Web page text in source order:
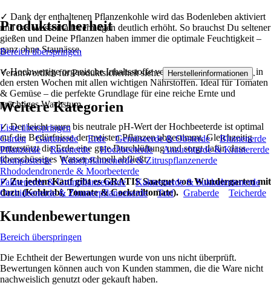
✓ Dank der enthaltenen Pflanzenkohle wird das Bodenleben aktiviert
und das Wasserhaltevermögen deutlich erhöht. So brauchst Du seltener
gießen und Deine Pflanzen haben immer die optimale Feuchtigkeit –
ganz ohne Staunässe.
✓ Hochwertige organische Inhaltsstoffe versorgen Deine Pflanzen in
den ersten Wochen mit allen wichtigen Nährstoffen. Ideal für Tomaten
& Gemüse – die perfekte Grundlage für eine reiche Ernte und
prächtiges Wachstum.
✓ Der leicht saure bis neutrale pH-Wert der Hochbeeterde ist optimal
auf die Bedürfnisse der meisten Pflanzen abgestimmt. Gleichzeitig
unterstützt die Erde eine gute Durchlüftung und sorgt dafür, dass
überschüssiges Wasser schnell abfließt.
✓ Zu jedem Kauf gibt es GRATIS Saatgut von Wundergarten mit
dazu (Kohlrabi, Tomate & Cocktailtomate).
Produktsicherheit
Bereich überspringen
Verantwortlich für Produktsicherheit siehe Herstellerinformationen .
Weitere Kategorien
Liste überspringen
Garten
Gartenerde Erde Gemüseerde & Obsterde
Blumenerde
Pflanzerde
Rasenerde Hochbeeterde
Anzuchterde & Kräutererde
Komposterde
Kübelpflanzenerde & Zitruspflanzenerde
Rhododendronerde & Moorbeeterde
Palmenerde & Grünpflanzenerde
Kakteenerde & Sukkulentenerde
Orchideenerde & Zimmerpflanzenerde
Torf Graberde Teicherde
Kundenbewertungen
Bereich überspringen
Die Echtheit der Bewertungen wurde von uns nicht überprüft.
Bewertungen können auch von Kunden stammen, die die Ware nicht
nachweislich genutzt oder gekauft haben.